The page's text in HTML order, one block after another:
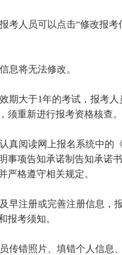
考人员可以点击“修改报考
息将无法修改。
期大于1年的考试，报考
须重新进行报考资格核查。
真阅读网上报名系统中的
事项告知承诺制告知承诺
严格遵守相关规定。
早注册或完善注册信息，
报考须知。
传错照片、填错个人信息